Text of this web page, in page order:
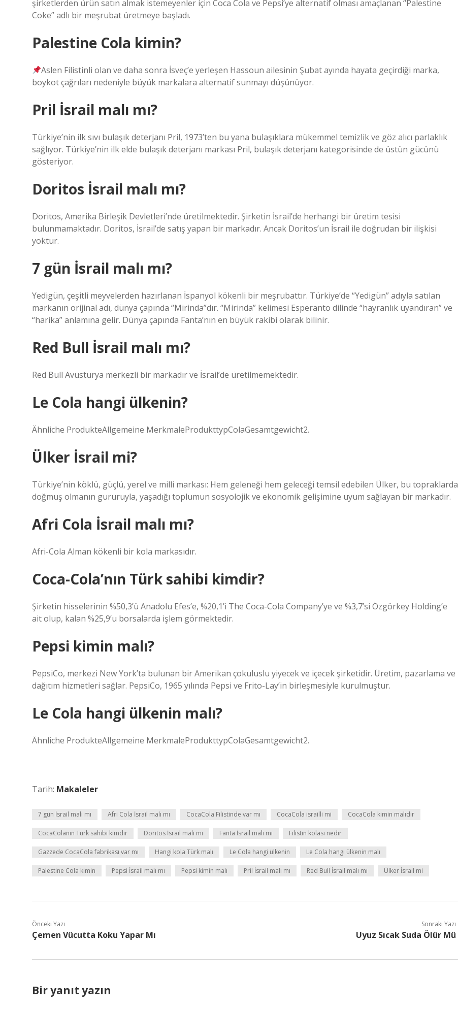
şirketlerden ürün satın almak istemeyenler için Coca Cola ve Pepsi’ye alternatif olması amaçlanan “Palestine
Coke” adlı bir meşrubat üretmeye başladı.
Palestine Cola kimin?
Aslen Filistinli olan ve daha sonra İsveç’e yerleşen Hassoun ailesinin Şubat ayında hayata geçirdiği marka,
boykot çağrıları nedeniyle büyük markalara alternatif sunmayı düşünüyor.
Pril İsrail malı mı?
Türkiye’nin ilk sıvı bulaşık deterjanı Pril, 1973’ten bu yana bulaşıklara mükemmel temizlik ve göz alıcı parlaklık
sağlıyor. Türkiye’nin ilk elde bulaşık deterjanı markası Pril, bulaşık deterjanı kategorisinde de üstün gücünü
gösteriyor.
Doritos İsrail malı mı?
Doritos, Amerika Birleşik Devletleri’nde üretilmektedir. Şirketin İsrail’de herhangi bir üretim tesisi
bulunmamaktadır. Doritos, İsrail’de satış yapan bir markadır. Ancak Doritos’un İsrail ile doğrudan bir ilişkisi
yoktur.
7 gün İsrail malı mı?
Yedigün, çeşitli meyvelerden hazırlanan İspanyol kökenli bir meşrubattır. Türkiye’de “Yedigün” adıyla satılan
markanın orijinal adı, dünya çapında “Mirinda”dır. “Mirinda” kelimesi Esperanto dilinde “hayranlık uyandıran” ve
“harika” anlamına gelir. Dünya çapında Fanta’nın en büyük rakibi olarak bilinir.
Red Bull İsrail malı mı?
Red Bull Avusturya merkezli bir markadır ve İsrail’de üretilmemektedir.
Le Cola hangi ülkenin?
Ähnliche ProdukteAllgemeine MerkmaleProdukttypColaGesamtgewicht2.
Ülker İsrail mi?
Türkiye’nin köklü, güçlü, yerel ve milli markası: Hem geleneği hem geleceği temsil edebilen Ülker, bu topraklarda
doğmuş olmanın gururuyla, yaşadığı toplumun sosyolojik ve ekonomik gelişimine uyum sağlayan bir markadır.
Afri Cola İsrail malı mı?
Afri-Cola Alman kökenli bir kola markasıdır.
Coca-Cola’nın Türk sahibi kimdir?
Şirketin hisselerinin %50,3’ü Anadolu Efes’e, %20,1’i The Coca-Cola Company’ye ve %3,7’si Özgörkey Holding’e
ait olup, kalan %25,9’u borsalarda işlem görmektedir.
Pepsi kimin malı?
PepsiCo, merkezi New York’ta bulunan bir Amerikan çokuluslu yiyecek ve içecek şirketidir. Üretim, pazarlama ve
dağıtım hizmetleri sağlar. PepsiCo, 1965 yılında Pepsi ve Frito-Lay’in birleşmesiyle kurulmuştur.
Le Cola hangi ülkenin malı?
Ähnliche ProdukteAllgemeine MerkmaleProdukttypColaGesamtgewicht2.
Tarih: Makaleler
7 gün İsrail malı mı Afri Cola İsrail malı mı CocaCola Filistinde var mı CocaCola israilli mi CocaCola kimin malıdır
CocaColanın Türk sahibi kimdir Doritos İsrail malı mı Fanta İsrail malı mı Filistin kolası nedir
Gazzede CocaCola fabrikası var mı Hangi kola Türk malı Le Cola hangi ülkenin Le Cola hangi ülkenin malı
Palestine Cola kimin Pepsi İsrail malı mı Pepsi kimin malı Pril İsrail malı mı Red Bull İsrail malı mı Ülker İsrail mi
Önceki Yazı
Çemen Vücutta Koku Yapar Mı
Sonraki Yazı
Uyuz Sıcak Suda Ölür Mü
Bir yanıt yazın